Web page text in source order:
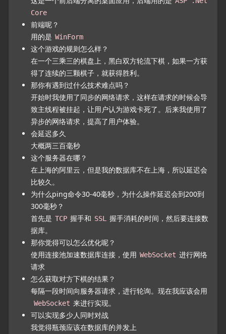
Core
前端呢？
用的是 WinForm
这个游戏的规则怎么样？
在一个三乘三的棋盘上，黑白双方轮流下棋，如果一方获
得了连续的三颗棋子，就获得胜利。
那你有遇到过什么技术难点吗？
开始时我使用了同步的网络请求，这样在请求的时候会导
致主线程被挂起，让用户认为游戏卡死了。后来我使用了
异步的网络请求，提高了用户体验。
会延迟多久
大概两三百毫秒
这个服务器在哪？
在上海的阿里云，但是我的数据库不在上海，所以延迟会
比较久。
为什么ping命令30-40毫秒，为什么操作延迟会到200到
300毫秒？
首先是 TCP 握手和 SSL 握手消耗的时间，然后要连接数
据库。
那你觉得可以怎么优化呢？
使用连接池加速数据库连接，使用 WebSocket 进行网络
请求
怎么获取对方下棋的结果？
每隔一段时间向服务器请求，进行轮询。现在我应该会用
WebSocket 来进行实现。
可以实现多少人同时对战
我觉得瓶颈应该在数据库的并发上